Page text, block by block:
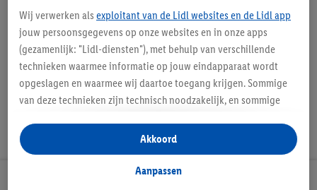
Handleidingen en downloads
Wij verwerken als exploitant van de Lidl websites en de Lidl app
jouw persoonsgegevens op onze websites en in onze apps
(gezamenlijk: "Lidl-diensten"), met behulp van verschillende
technieken waarmee informatie op jouw eindapparaat wordt
opgeslagen en waarmee wij daartoe toegang krijgen. Sommige
van deze technieken zijn technisch noodzakelijk, en sommige
opslaan van voorkeursinstellingen, het verzamelen en
analyseren van statistieken of voor het tonen van
gepersonaliseerde reclame binnen en buiten de Lidl-diensten.
Aanpassen
Akkoord